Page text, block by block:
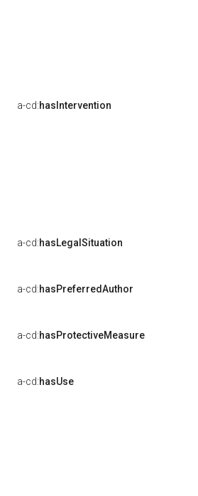
a-cd:hasIntervention
a-cd:hasLegalSituation
a-cd:hasPreferredAuthor
a-cd:hasProtectiveMeasure
a-cd:hasUse